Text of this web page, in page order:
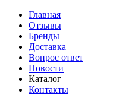
Главная
Отзывы
Бренды
Доставка
Вопрос ответ
Новости
Каталог
Контакты